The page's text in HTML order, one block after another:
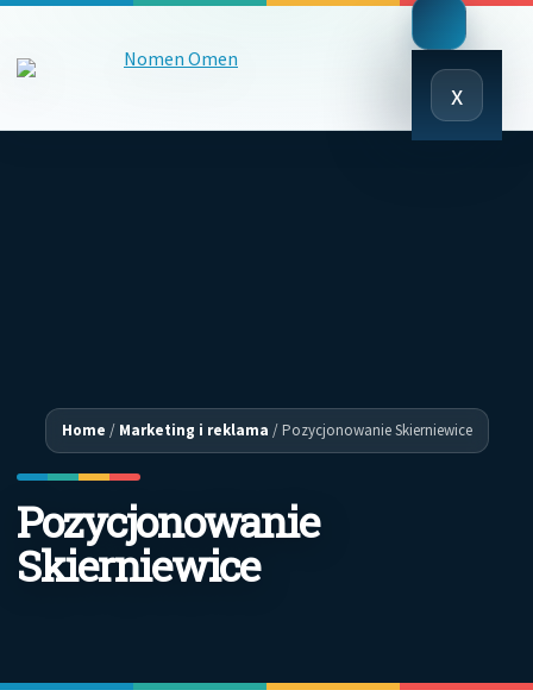
x
Close
Menu
Home / Marketing i reklama /Pozycjonowanie Skierniewice
Pozycjonowanie
Skierniewice